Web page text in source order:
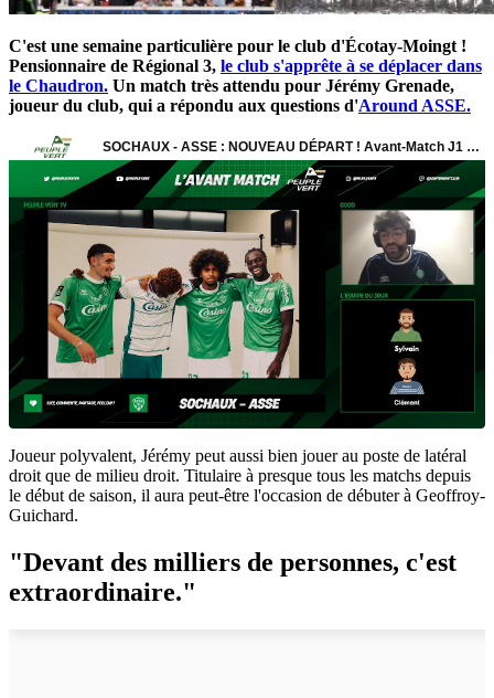
C'est une semaine particulière pour le club d'Écotay-Moingt !
Pensionnaire de Régional 3, le club s'apprête à se déplacer dans
le Chaudron. Un match très attendu pour Jérémy Grenade,
joueur du club, qui a répondu aux questions d'Around ASSE.
Joueur polyvalent, Jérémy peut aussi bien jouer au poste de latéral
droit que de milieu droit. Titulaire à presque tous les matchs depuis
le début de saison, il aura peut-être l'occasion de débuter à Geoffroy-
Guichard.
"Devant des milliers de personnes, c'est
extraordinaire."